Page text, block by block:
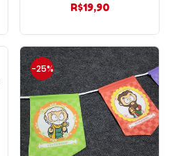
R$19,90
-25%